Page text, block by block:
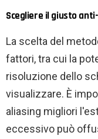
Scegliere il giusto
La scelta del
fattori, tra cui la
risoluzione dello
visualizzare. È
aliasing migliori
eccessivo può